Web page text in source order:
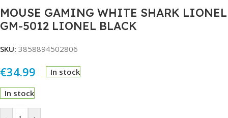
MOUSE GAMING WHITE SHARK LIONEL
GM-5012 LIONEL BLACK
SKU: 3858894502806
€34.99 In stock
In stock
Alternative: